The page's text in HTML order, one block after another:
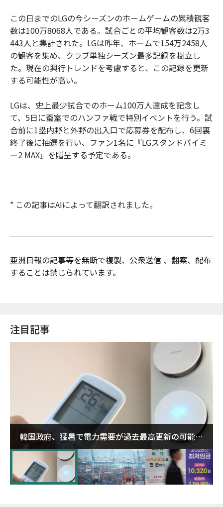
この日までのLGの今シーズンのホームゲームの累積観客
数は100万8068人である。試合ごとの平均観客数は2万3
443人と集計された。LGは昨年、ホームで154万2458人
の観客を集め、クラブ単独シーズン最多記録を樹立し
た。現在の興行トレンドを考慮すると、この記録を更新
する可能性が高い。
LGは、史上最少試合でのホーム100万人達成を記念し
て、5日に蚕室でのハンファ戦で特別イベントを行う。試
合前に1塁内野と外野の出入口で応募券を配布し、6回裏
終了後に抽選を行い、ファン1名に『LGスタンドバイミ
ー2 MAX』を贈呈する予定である。
* この記事はAIによって翻訳されました。
亜洲日報の記事等を無断で複製、公衆送信 、翻案、配布
することは禁じられています。
注目記事
韓国政府、猛暑で電力需要が過去最高更新の可能性
に需給対応体制を点検